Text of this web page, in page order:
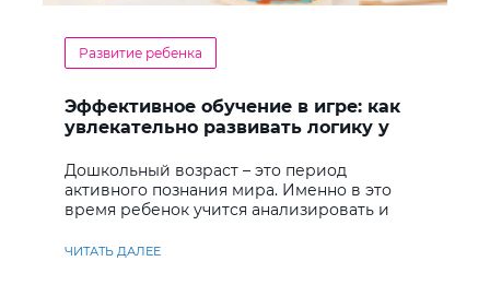
Развитие ребенка
Эффективное обучение в игре: как
увлекательно развивать логику у
Дошкольный возраст – это период
активного познания мира. Именно в это
время ребенок учится анализировать и
ЧИТАТЬ ДАЛЕЕ